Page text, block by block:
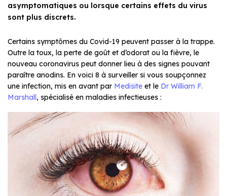
asymptomatiques ou lorsque certains effets du virus
sont plus discrets.
Certains symptômes du Covid-19 peuvent passer à la trappe.
Outre la toux, la perte de goût et d’odorat ou la fièvre, le
nouveau coronavirus peut donner lieu à des signes pouvant
paraître anodins. En voici 8 à surveiller si vous soupçonnez
une infection, mis en avant par Medisite et le Dr William F.
Marshall , spécialisé en maladies infectieuses :